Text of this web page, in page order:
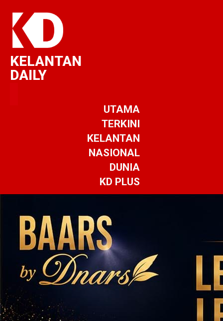
KELANTAN
DAILY
UTAMA
TERKINI
KELANTAN
NASIONAL
DUNIA
KD PLUS